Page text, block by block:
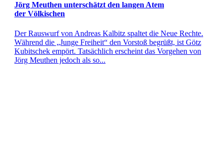
Jörg Meuthen unter­schätzt den langen Atem
der Völkischen
Der Raus­wurf von Andreas Kalbitz spaltet die Neue Rechte.
Während die „Junge Frei­heit“ den Vorstoß begrüßt, ist Götz
Kubit­schek empört. Tat­säch­lich erscheint das Vor­ge­hen von
Jörg Meuthen jedoch als so...